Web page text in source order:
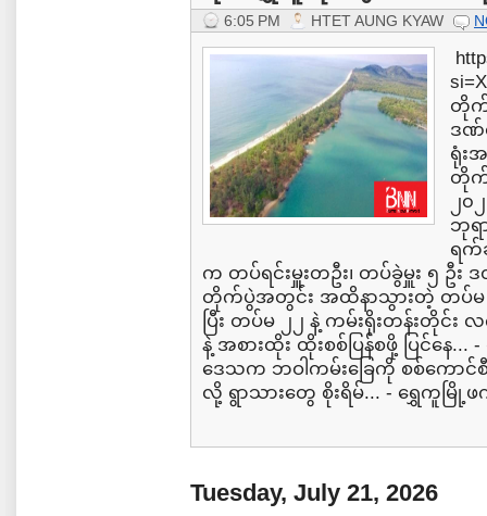
6:05 PM HTET AUNG KYAW
တိုက်
ဒဏ်
ရုံး
တိုက်
၂၀
ဘုရ
ရက်
က တပ်ရင်းမှူးတဦး၊ တပ်ခွဲမှူး ၅ ဦး
တိုက်ပွဲအတွင်း အထိနာသွားတဲ့ တပ်မ ၅
ပြီး တပ်မ ၂၂ နဲ့ ကမ်းရိုးတန်းတို
နဲ့ အစားထိုး ထိုးစစ်ပြန်စဖို့ ပြင်နေ...
ဒေသက ဘဝါကမ်းခြေကို စစ်ကောင်
လို့ ရွာသားတွေ စိုးရိမ်... - ရွှေကူမြို့ဖ
Tuesday, July 21, 2026